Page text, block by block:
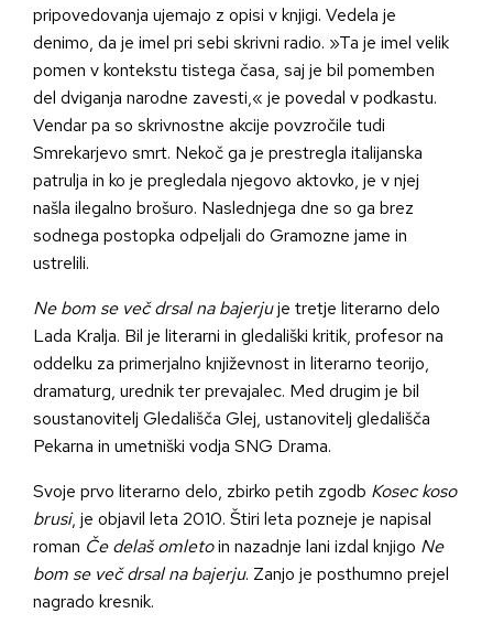
pripovedovanja ujemajo z opisi v knjigi. Vedela je
denimo, da je imel pri sebi skrivni radio. »Ta je imel velik
pomen v kontekstu tistega časa, saj je bil pomemben
del dviganja narodne zavesti,« je povedal v podkastu.
Vendar pa so skrivnostne akcije povzročile tudi
Smrekarjevo smrt. Nekoč ga je prestregla italijanska
patrulja in ko je pregledala njegovo aktovko, je v njej
našla ilegalno brošuro. Naslednjega dne so ga brez
sodnega postopka odpeljali do Gramozne jame in
ustrelili.
Ne bom se več drsal na bajerjuje tretje literarno delo
Lada Kralja. Bil je literarni in gledališki kritik, profesor na
oddelku za primerjalno književnost in literarno teorijo,
dramaturg, urednik ter prevajalec. Med drugim je bil
soustanovitelj Gledališča Glej, ustanovitelj gledališča
Pekarna in umetniški vodja SNG Drama.
Svoje prvo literarno delo, zbirko petih zgodb Kosec koso
brusi, je objavil leta 2010. Štiri leta pozneje je napisal
roman Če delaš omletoin nazadnje lani izdal knjigo Ne
bom se več drsal na bajerju. Zanjo je posthumno prejel
nagrado kresnik.